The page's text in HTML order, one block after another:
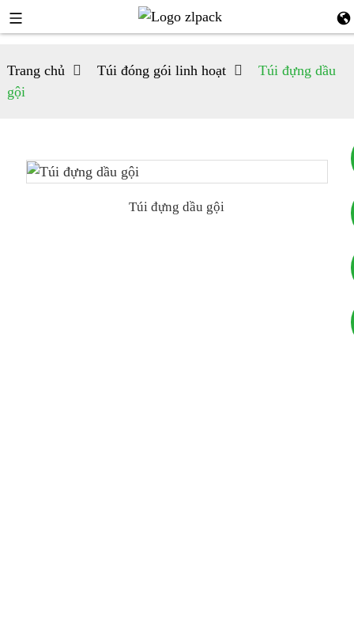
Trang chủ Túi đóng gói linh hoạt
Túi đựng dầu
gội
Túi đựng dầu gội